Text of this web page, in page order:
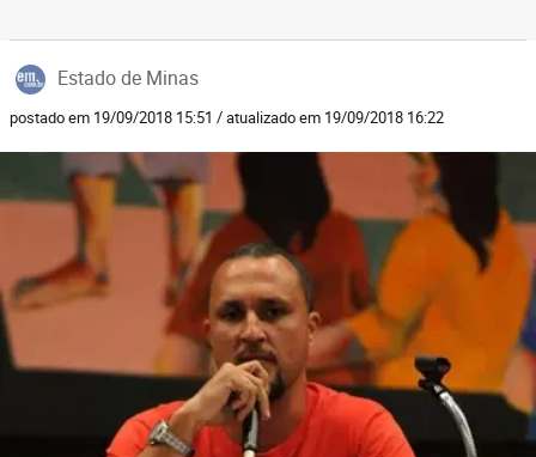
Estado de Minas
postado em 19/09/2018 15:51 / atualizado em 19/09/2018 16:22